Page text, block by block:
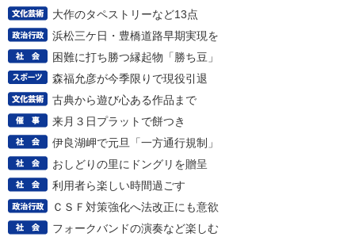
大作のタペストリーなど13点
浜松三ケ日・豊橋道路早期実現を
困難に打ち勝つ縁起物「勝ち豆」
森福允彦が今季限りで現役引退
古典から遊び心ある作品まで
来月３日プラットで餅つき
伊良湖岬で元旦「一方通行規制」
おしどりの里にドングリを贈呈
利用者ら楽しい時間過ごす
ＣＳＦ対策強化へ法改正にも意欲
フォークバンドの演奏など楽しむ